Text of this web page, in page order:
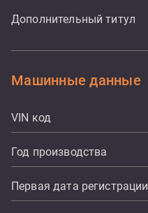
Дополнительный титул
Машинные данные
VIN код
Год производства
Первая дата регистрации